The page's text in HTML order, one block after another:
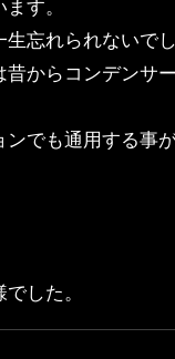
す。
生忘れられないで
からコンデンサ
ンでも通用する事
した。